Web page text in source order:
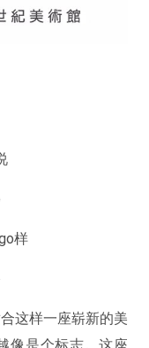
样
这样一座崭新的美